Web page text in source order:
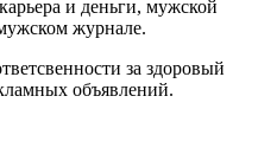
и деньги, мужской
журнале.
за здоровый
объявлений.